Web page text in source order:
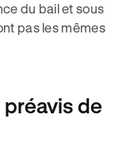
du bail et sous
pas les mêmes
de